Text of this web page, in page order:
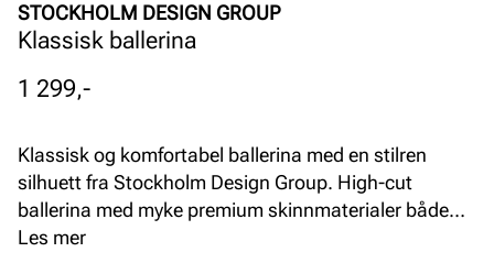
STOCKHOLM DESIGN GROUP
Klassisk ballerina
Pris
1 299,-
Klassisk og komfortabel ballerina med en stilren
silhuett fra Stockholm Design Group. High-cut
ballerina med myke premium skinnmaterialer både
innvendig og utvendig, som sammen med en
Les mer